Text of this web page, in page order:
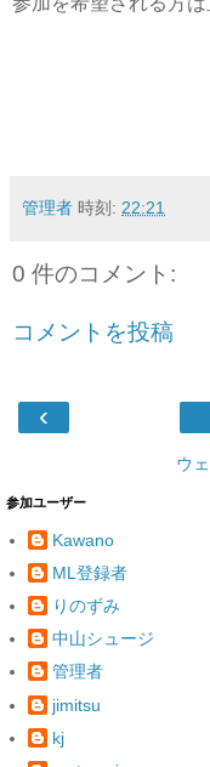
管理者 時刻: 22:21
0 件のコメント:
コメントを投稿
‹
ウ
参加ユーザー
Kawano
ML登録者
りのずみ
中山シュージ
管理者
jimitsu
kj